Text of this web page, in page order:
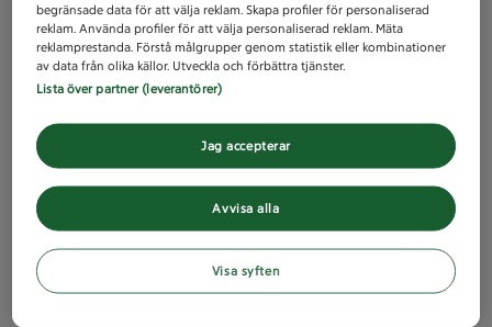
begränsade data för att välja reklam. Skapa profiler för personaliserad
reklam. Använda profiler för att välja personaliserad reklam. Mäta
reklamprestanda. Förstå målgrupper genom statistik eller kombinationer
av data från olika källor. Utveckla och förbättra tjänster.
Lista över partner (leverantörer)
Avvisa alla
Jag accepterar
Visa syften